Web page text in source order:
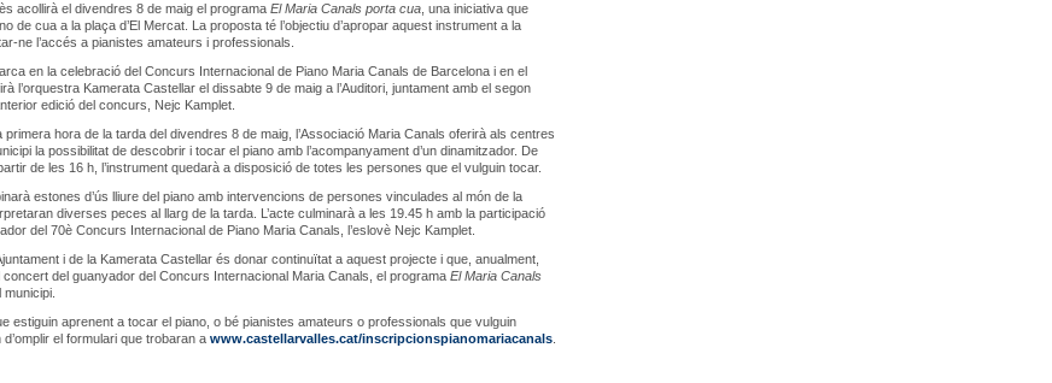
acollirà el divendres 8 de maig el programa El Maria Canals porta cua , una iniciativa que
de cua a la plaça d’El Mercat. La proposta té l’objectiu d’apropar aquest instrument a la
ne l’accés a pianistes amateurs i professionals.
en la celebració del Concurs Internacional de Piano Maria Canals de Barcelona i en el
l’orquestra Kamerata Castellar el dissabte 9 de maig a l’Auditori, juntament amb el segon
edició del concurs, Nejc Kamplet.
primera hora de la tarda del divendres 8 de maig, l’Associació Maria Canals oferirà als centres
la possibilitat de descobrir i tocar el piano amb l’acompanyament d’un dinamitzador. De
de les 16 h, l’instrument quedarà a disposició de totes les persones que el vulguin tocar.
estones d’ús lliure del piano amb intervencions de persones vinculades al món de la
diverses peces al llarg de la tarda. L’acte culminarà a les 19.45 h amb la participació
del 70è Concurs Internacional de Piano Maria Canals, l’eslovè Nejc Kamplet.
i de la Kamerata Castellar és donar continuïtat a aquest projecte i que, anualment,
concert del guanyador del Concurs Internacional Maria Canals, el programa El Maria Canals
municipi.
estiguin aprenent a tocar el piano, o bé pianistes amateurs o professionals que vulguin
el formulari que trobaran a www.castellarvalles.cat/inscripcionspianomariacanals